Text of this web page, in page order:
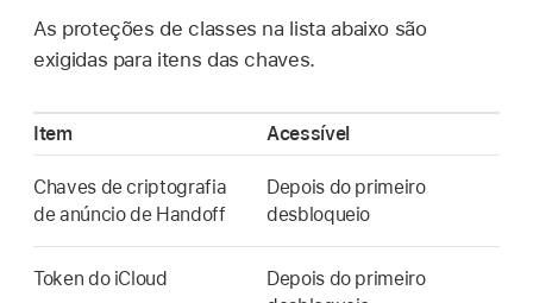
As proteções de classes na lista abaixo são
exigidas para itens das chaves.
Item Acessível
Chaves de criptografia
de anúncio de Handoff
Depois do primeiro
desbloqueio
Token do iCloud
Depois do primeiro